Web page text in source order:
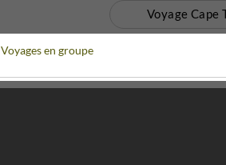
Voyages en groupe
Voyage Cape